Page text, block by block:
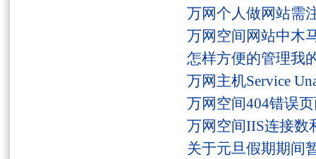
万网个人做网站需
万网空间网站中木
怎样方便的管理我
万网主机Service
万网空间404错误
万网空间IIS连接数
关于元旦假期期间